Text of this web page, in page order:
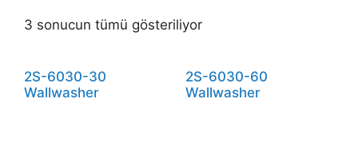
3 sonucun tümü gösteriliyor
2S-6030-30
Wallwasher
2S-6030-60
Wallwasher